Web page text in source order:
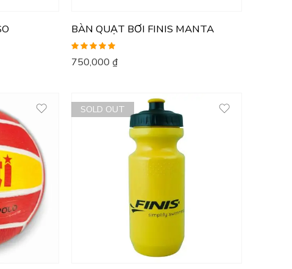
BÀN QUẠT BƠI FINIS MANTA
Được xếp
hạng5.00 5
750,000 ₫
SOLD OUT